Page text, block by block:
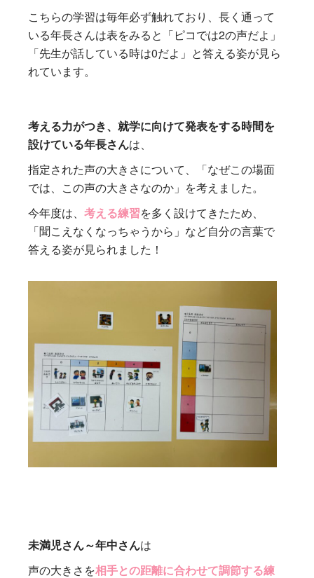
こちらの学習は毎年必ず触れており、長く通って
いる年長さんは表をみると「ピコでは2の声だよ」
「先生が話している時は0だよ」と答える姿が見ら
れています。
考える力がつき、就学に向けて発表をする時間を
設けている年長さんは、
指定された声の大きさについて、「なぜこの場面
では、この声の大きさなのか」を考えました。
今年度は、考える練習を多く設けてきたため、
「聞こえなくなっちゃうから」など自分の言葉で
答える姿が見られました！
未満児さん～年中さんは
声の大きさを相手との距離に合わせて調節する練